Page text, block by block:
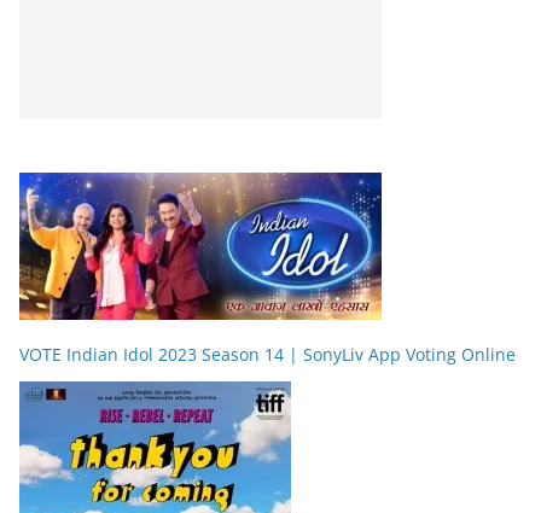
VOTE Indian Idol 2023 Season 14 | SonyLiv App Voting Online